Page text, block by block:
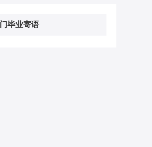
毕业寄语